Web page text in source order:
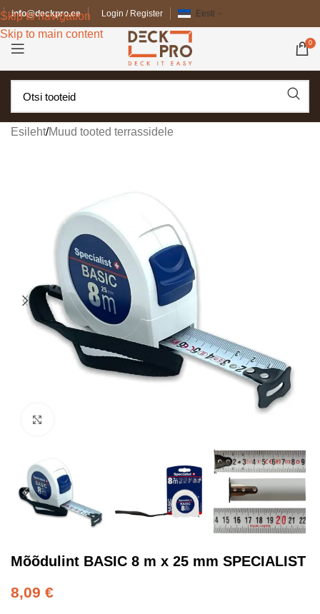
Skip to navigation
Skip to main content
info@deckpro.ee Login / Register Eesti
0
Esileht/Muud tooted terrassidele
Mõõdulint BASIC 8 m x 25 mm SPECIALIST
8,09 €